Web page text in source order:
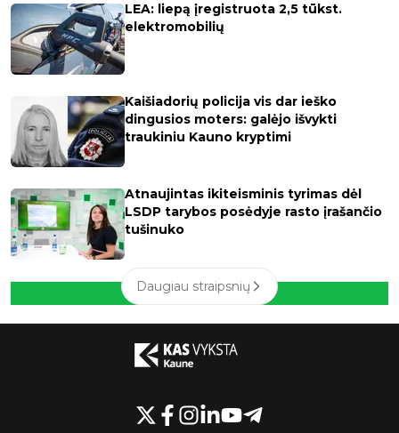
LEA: liepą įregistruota 2,5 tūkst.
elektromobilių
Kaišiadorių policija vis dar ieško
dingusios moters: galėjo išvykti
traukiniu Kauno kryptimi
Atnaujintas ikiteisminis tyrimas dėl
LSDP tarybos posėdyje rasto įrašančio
tušinuko
Daugiau straipsnių